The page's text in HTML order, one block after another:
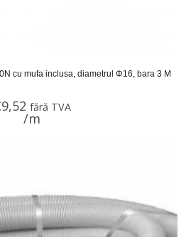
cu mufa inclusa, diametrul Φ16, bara 3 M
9,52 fără TVA
/m